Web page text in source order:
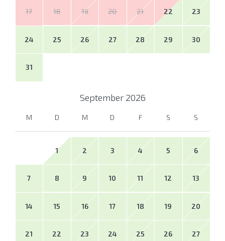
17 18 19 20 21 22 23
24 25 26 27 28 29 30
31
September 2026
M D M D F S S
1 2 3 4 5 6
7 8 9 10 11 12 13
14 15 16 17 18 19 20
21 22 23 24 25 26 27